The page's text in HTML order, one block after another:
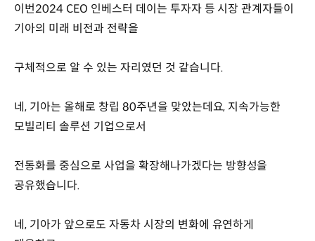
이번2024 CEO 인베스터 데이는 투자자 등 시장 관계자들이
기아의 미래 비전과 전략을
구체적으로 알 수 있는 자리였던 것 같습니다.
네, 기아는 올해로 창립 80주년을 맞았는데요, 지속가능한
모빌리티 솔루션 기업으로서
전동화를 중심으로 사업을 확장해나가겠다는 방향성을
공유했습니다.
네, 기아가 앞으로도 자동차 시장의 변화에 유연하게